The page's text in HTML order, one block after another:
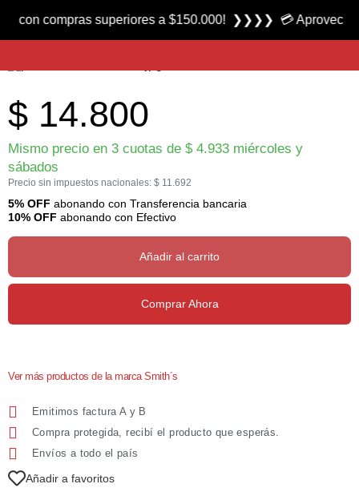
Producto nuevo
Afilador de Lujo 50327 marca Smith´s
$ 14.800
Mismo precio en 3 cuotas de $4.933 miércoles y
sábados
Precio sin impuestos nacionales: $ 11.692
5% OFF abonando con Transferencia bancaria
10% OFF abonando con Efectivo
Añadir al carrito
Comprar Ahora
Ver más productos de la marca Smith´s
Emitimos factura A y B
Compra protegida, recibí el producto que esperás.
Envíos a todo el país
Añadir a favoritos
superiores a $150.000! ❯❯❯❯ 💳 Aprovecha las 3